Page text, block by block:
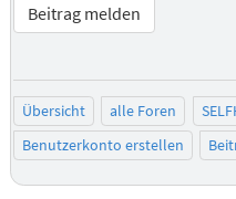
Beitrag melden
Übersicht alle Foren
Benutzerkonto erstellen